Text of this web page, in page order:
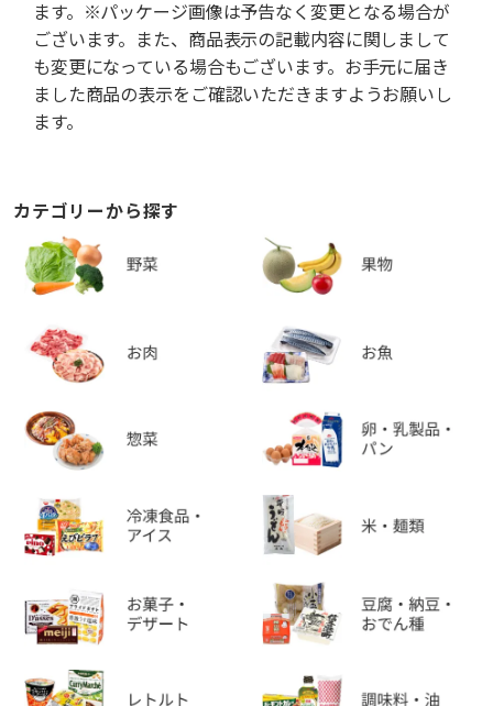
ます。※パッケージ画像は予告なく変更となる場合が
ございます。また、商品表示の記載内容に関しまして
も変更になっている場合もございます。お手元に届き
ました商品の表示をご確認いただきますようお願いし
ます。
カテゴリーから探す